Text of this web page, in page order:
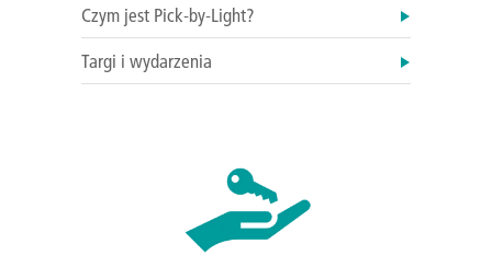
Czym jest Pick-by-Light?
Targi i wydarzenia